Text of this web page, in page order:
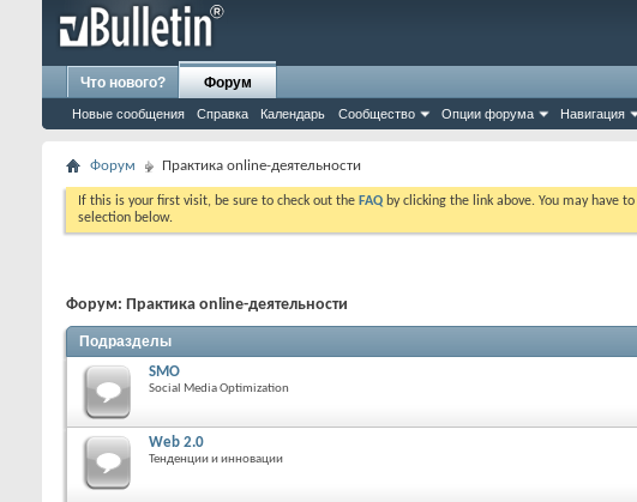
Что нового? Форум
Новые сообщения Справка Календарь Сообщество Опции форума Навигация
Форум Практика online-деятельности
If this is your first visit, be sure to check out the FAQ by clicking the link above. You may have to
selection below.
Форум: Практика online-деятельности
Подразделы
SMO
Social Media Optimization
Web 2.0
Тенденции и инновации